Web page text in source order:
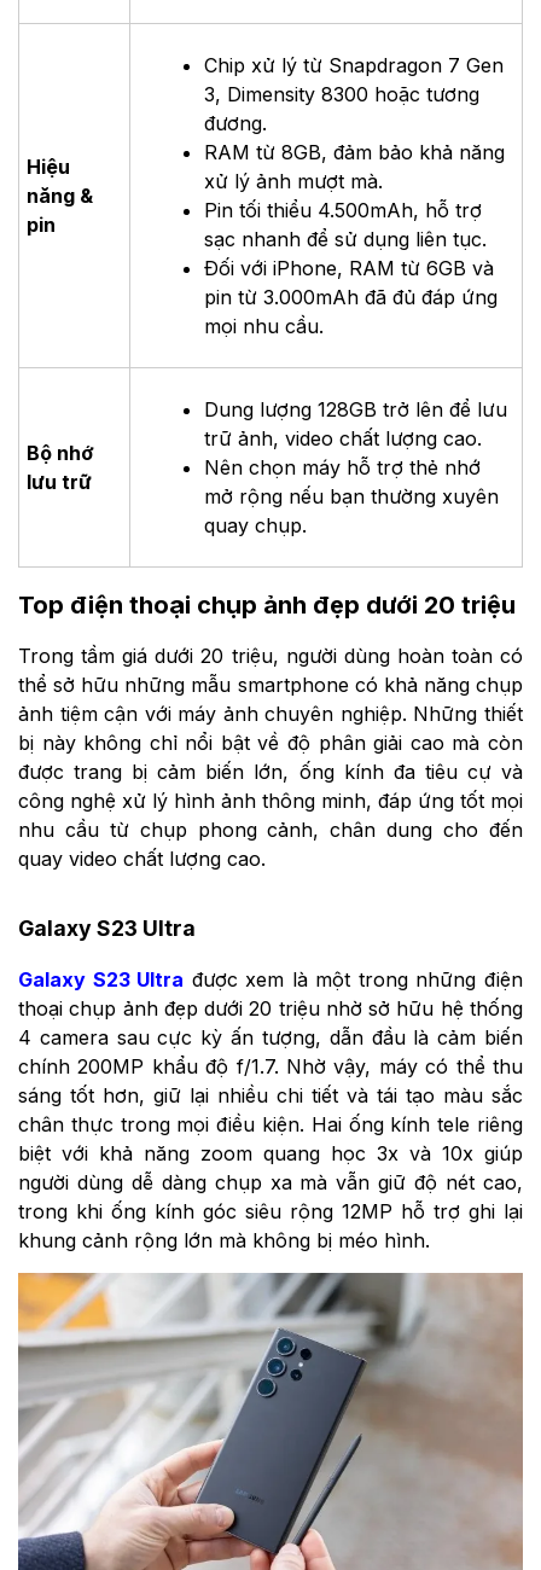
Hiệu
năng &
pin
Chip xử lý từ Snapdragon 7 Gen
3, Dimensity 8300 hoặc tương
đương.
RAM từ 8GB, đảm bảo khả năng
xử lý ảnh mượt mà.
Pin tối thiểu 4.500mAh, hỗ trợ
sạc nhanh để sử dụng liên tục.
Đối với iPhone, RAM từ 6GB và
pin từ 3.000mAh đã đủ đáp ứng
mọi nhu cầu.
Bộ nhớ
lưu trữ
Dung lượng 128GB trở lên để lưu
trữ ảnh, video chất lượng cao.
Nên chọn máy hỗ trợ thẻ nhớ
mở rộng nếu bạn thường xuyên
quay chụp.
Top điện thoại chụp ảnh đẹp dưới 20 triệu
Trong tầm giá dưới 20 triệu, người dùng hoàn toàn có
thể sở hữu những mẫu smartphone có khả năng chụp
ảnh tiệm cận với máy ảnh chuyên nghiệp. Những thiết
bị này không chỉ nổi bật về độ phân giải cao mà còn
được trang bị cảm biến lớn, ống kính đa tiêu cự và
công nghệ xử lý hình ảnh thông minh, đáp ứng tốt mọi
nhu cầu từ chụp phong cảnh, chân dung cho đến
quay video chất lượng cao.
Galaxy S23 Ultra
Galaxy S23 Ultra được xem là một trong những điện
thoại chụp ảnh đẹp dưới 20 triệu nhờ sở hữu hệ thống
4 camera sau cực kỳ ấn tượng, dẫn đầu là cảm biến
chính 200MP khẩu độ f/1.7. Nhờ vậy, máy có thể thu
sáng tốt hơn, giữ lại nhiều chi tiết và tái tạo màu sắc
chân thực trong mọi điều kiện. Hai ống kính tele riêng
biệt với khả năng zoom quang học 3x và 10x giúp
người dùng dễ dàng chụp xa mà vẫn giữ độ nét cao,
trong khi ống kính góc siêu rộng 12MP hỗ trợ ghi lại
khung cảnh rộng lớn mà không bị méo hình.